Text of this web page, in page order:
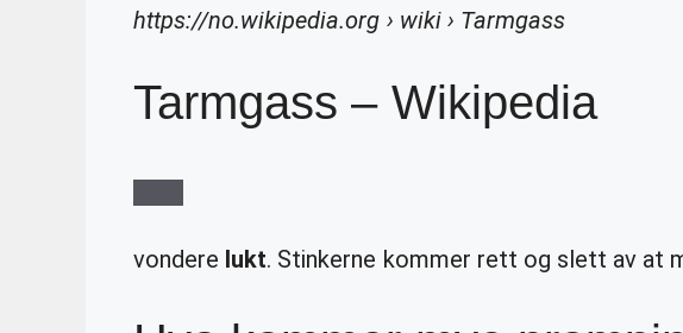
https://no.wikipedia.org › wiki › Tarmgass
Tarmgass – Wikipedia
vondere lukt. Stinkerne kommer rett og slett av at